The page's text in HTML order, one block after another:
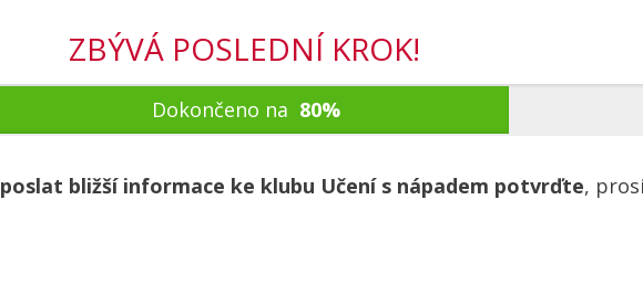
ZBÝVÁ POSLEDNÍ KROK!
Dokončeno na 80%
poslat bližší informace ke klubu Učení s nápadem potvrďte,